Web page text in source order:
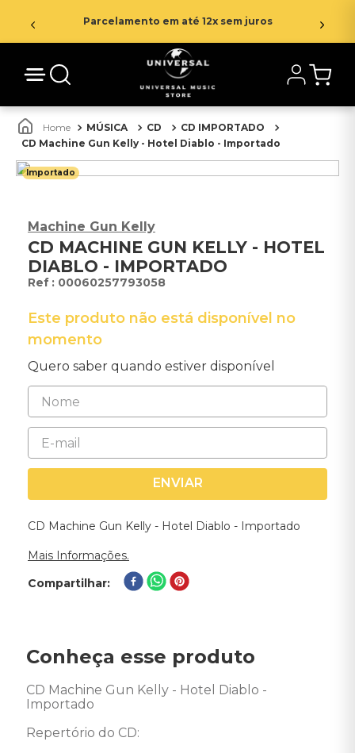
Parcelamento em até 12x sem juros
MÚSICA CD
CD IMPORTADO
CD Machine Gun Kelly - Hotel Diablo - Importado
Importado
Machine Gun Kelly
CD MACHINE GUN KELLY - HOTEL
DIABLO - IMPORTADO
: 00060257793058
Este produto não está disponível no
momento
Quero saber quando estiver disponível
ENVIAR
CD Machine Gun Kelly - Hotel Diablo - Importado
Mais Informações.
Compartilhar
Conheça esse produto
CD Machine Gun Kelly - Hotel Diablo -
Importado
Repertório do CD: